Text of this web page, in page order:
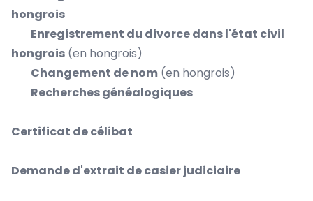
hongrois
Enregistrement du divorce dans l'état civil
hongrois (en hongrois)
Changement de nom (en hongrois)
Recherches généalogiques
Certificat de célibat
Demande d'extrait de casier judiciaire